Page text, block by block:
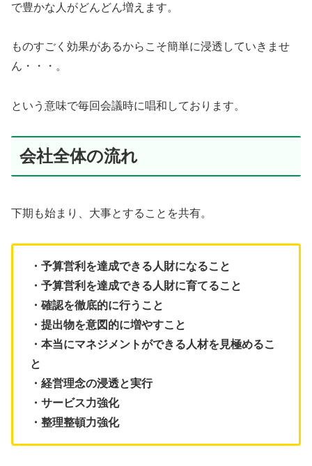
で豊かな人がどんどん増えます。
ものすごく効果があるからこそ簡単に浸透していきませ
ん・・・。
という意味で毎回会議時に唱和しております。
会社全体の流れ
下期も始まり、大事とすることを共有。
・予算営利を達成できる人財になること
・予算営利を達成できる人財に育てること
・確認を徹底的に行うこと
・提出物を意図的に増やすこと
・本当にマネジメントができる人材を見極めるこ
と
・経営理念の浸透と実行
・サービス力強化
・整理整頓力強化